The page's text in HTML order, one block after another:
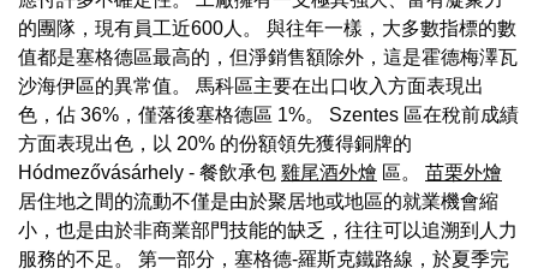
的團隊，現有員工近600人。 與往年一樣，大多數指標的數
值都是塞格德區最高的，但淨銷售額除外，這是霍德梅澤瓦
沙海伊區的異常值。 馬科區主要在出口收入方面表現出
色，佔 36%，僅落後塞格德區 1%。 Szentes 區在稅前成績
方面表現出色，以 20% 的份額領先獲得銅牌的
Hódmezővásárhely - 餐飲承包 雞尾酒外燴 區。 苗栗外燴
居住地之間的流動不僅是由於聚居地或地區的就業機會縮
小，也是由於非商業部門技能的缺乏，往往可以追溯到人力
服務的不足。 第一部分，塞格德-羅斯克鐵路線，於夏季完